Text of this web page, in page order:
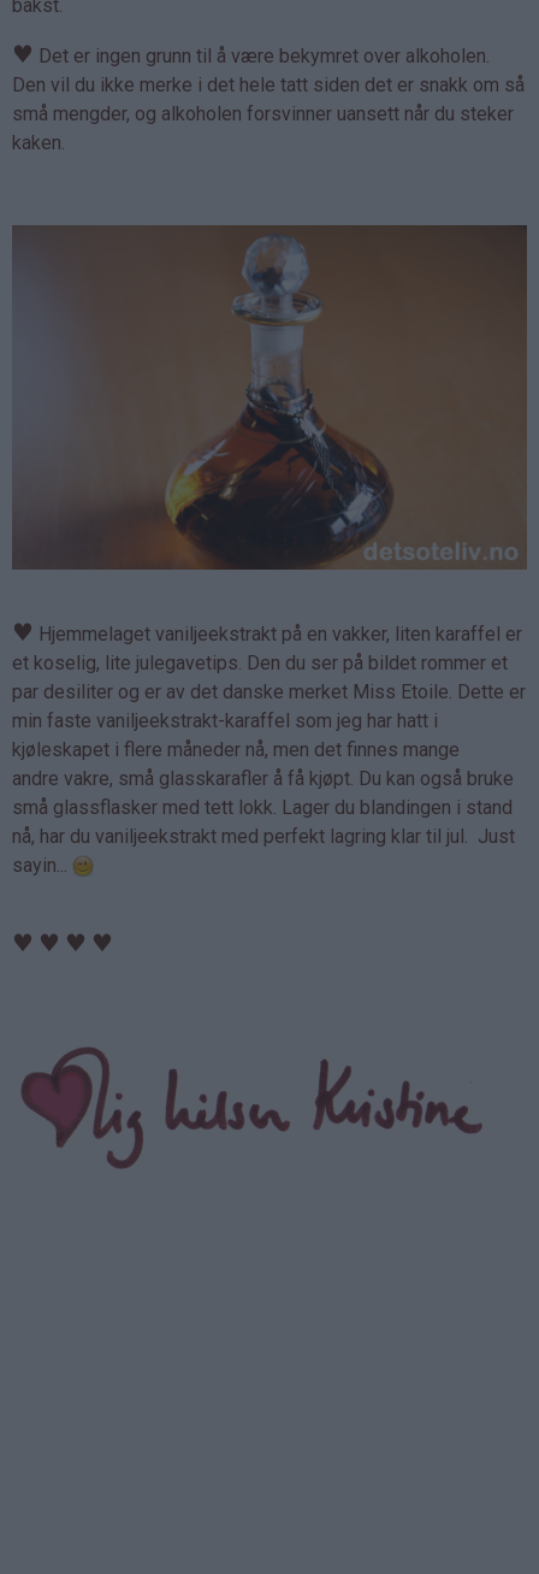
bakst.
♥ Det er ingen grunn til å være bekymret over alkoholen.
Den vil du ikke merke i det hele tatt siden det er snakk om så
små mengder, og alkoholen forsvinner uansett når du steker
kaken.
♥ Hjemmelaget vaniljeekstrakt på en vakker, liten karaffel er
et koselig, lite julegavetips. Den du ser på bildet rommer et
par desiliter og er av det danske merket Miss Etoile. Dette er
min faste vaniljeekstrakt-karaffel som jeg har hatt i
kjøleskapet i flere måneder nå, men det finnes mange
andre vakre, små glasskarafler å få kjøpt. Du kan også bruke
små glassflasker med tett lokk. Lager du blandingen i stand
nå, har du vaniljeekstrakt med perfekt lagring klar til jul. Just
sayin...
♥ ♥ ♥ ♥